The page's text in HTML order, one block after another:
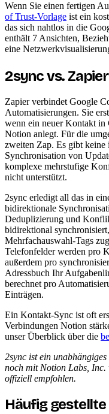
Wenn Sie einen fertigen
of Trust-Vorlage ist ein
das sich nahtlos in die
enthält 7 Ansichten,
eine
2sync vs.
Zapier verbindet Google
Automatisierungen. Sie
wenn ein neuer Kontakt in
Notion anlegt. Für die
zweiten Zap. Es gibt
Synchronisation von
komplexe mehrstufige
nicht unterstützt.
2sync erledigt all das in
bidirektionale
Deduplizierung und
bidirektional
Mehrfachauswahl-Tags
Telefonfelder werden pro
außerdem pro
Adressbuch Ihr
berechnet pro
Einträgen.
Ein Kontakt-Sync ist oft
Verbindungen Notion
unser Überblick über die
2sync ist ein
noch mit Notion Labs, Inc.
offiziell empfohlen.
Häufig